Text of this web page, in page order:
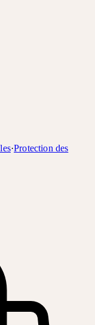
·Protection des